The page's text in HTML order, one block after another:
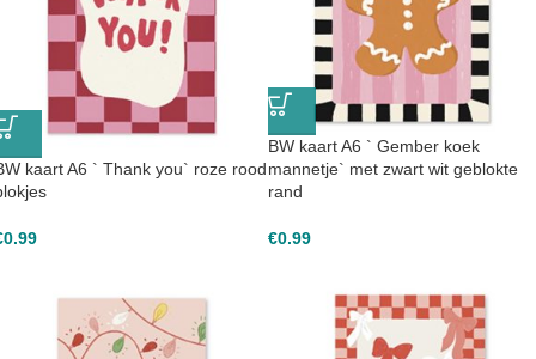
BW kaart A6 ` Gember koek
mannetje` met zwart wit geblokte
rand
€0.99
kaart A6 ` Thank you` roze rood
0.99